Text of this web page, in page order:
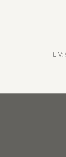
L-V: